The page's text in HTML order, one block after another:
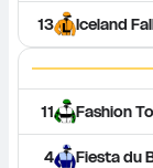
13 Iceland
11 Fashion
4 Fiesta du